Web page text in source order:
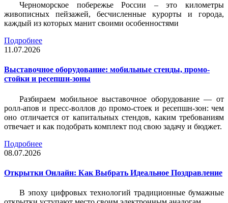
Черноморское побережье России – это километры
живописных пейзажей, бесчисленные курорты и города,
каждый из которых манит своими особенностями
Подробнее
11.07.2026
Выставочное оборудование: мобильные стенды, промо-
стойки и ресепшн-зоны
Разбираем мобильное выставочное оборудование — от
ролл-апов и пресс-воллов до промо-стоек и ресепшн-зон: чем
оно отличается от капитальных стендов, каким требованиям
отвечает и как подобрать комплект под свою задачу и бюджет.
Подробнее
08.07.2026
Открытки Онлайн: Как Выбрать Идеальное Поздравление
В эпоху цифровых технологий традиционные бумажные